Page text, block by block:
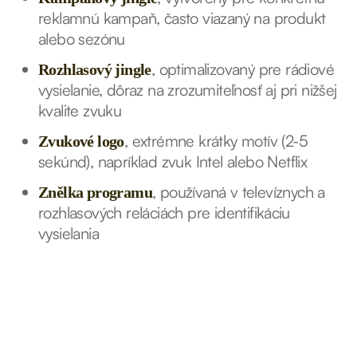
reklamnú kampaň, často viazaný na produkt
alebo sezónu
Rozhlasový jingle, optimalizovaný pre rádiové
vysielanie, dôraz na zrozumiteľnosť aj pri nižšej
kvalite zvuku
Zvukové logo, extrémne krátky motív (2-5
sekúnd), napríklad zvuk Intel alebo Netflix
Znělka programu, používaná v televíznych a
rozhlasových reláciách pre identifikáciu
vysielania